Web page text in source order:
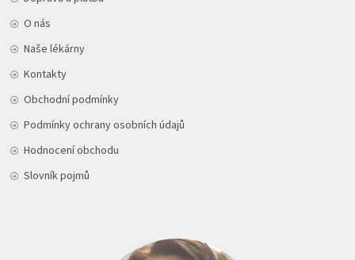
O nás
Naše lékárny
Kontakty
Obchodní podmínky
Podmínky ochrany osobních údajů
Hodnocení obchodu
Slovník pojmů